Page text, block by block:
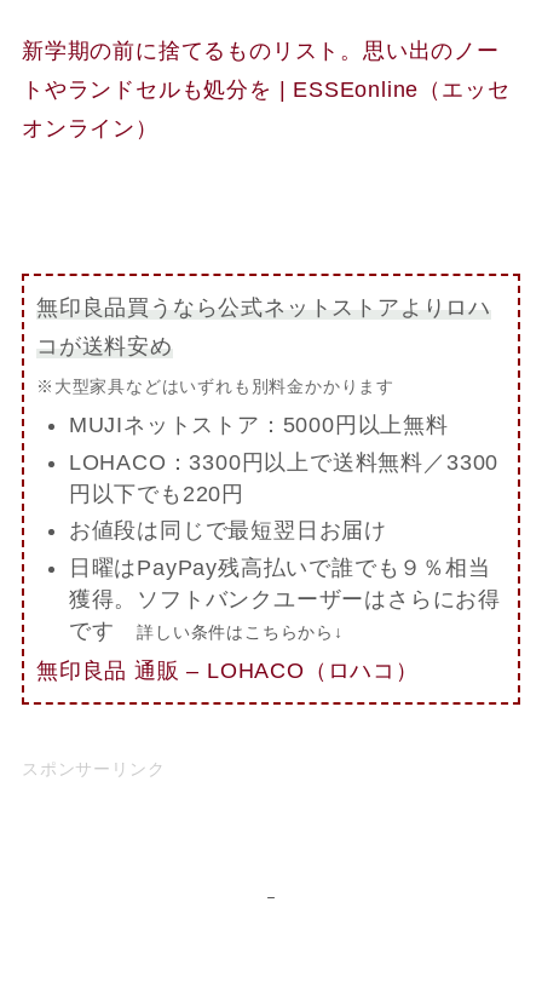
新学期の前に捨てるものリスト。思い出のノー
トやランドセルも処分を | ESSEonline（エッセ
オンライン）
無印良品買うなら公式ネットストアよりロハ
コが送料安め
※大型家具などはいずれも別料金かかります
MUJIネットストア：5000円以上無料
LOHACO：3300円以上で送料無料／3300
円以下でも220円
お値段は同じで最短翌日お届け
日曜はPayPay残高払いで誰でも９％相当
獲得。ソフトバンクユーザーはさらにお得
です詳しい条件はこちらから↓
無印良品 通販 – LOHACO（ロハコ）
スポンサーリンク